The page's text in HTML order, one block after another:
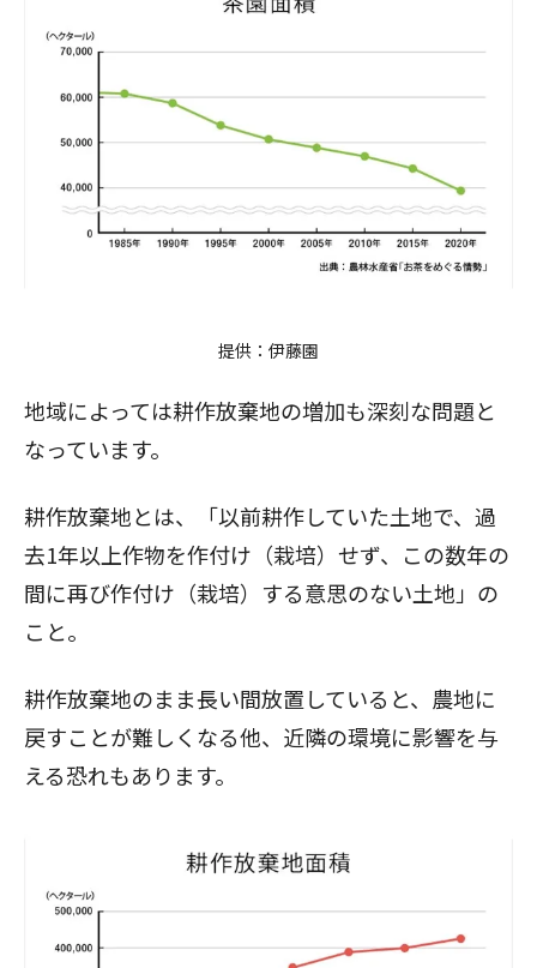
提供：伊藤園​​​​​
地域によっては耕作放棄地の増加も深刻な問題と
なっています。
耕作放棄地とは、「以前耕作していた土地で、過
去1年以上作物を作付け（栽培）せず、この数年の
間に再び作付け（栽培）する意思のない土地」の
こと。
耕作放棄地のまま長い間放置していると、農地に
戻すことが難しくなる他、近隣の環境に影響を与
える恐れもあります。